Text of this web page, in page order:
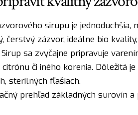
sirupu je jednoduchšia,
čerstvý zázvor, ideálne bio
sa zvyčajne pripravuje
či iného korenia. Dôležitá
sterilných fľašiach.
prehľad základných surovín